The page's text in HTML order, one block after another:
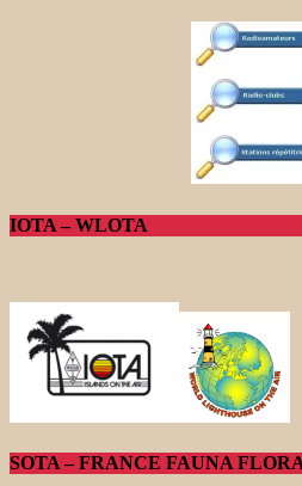
IOTA – WLOTA
SOTA – FRANCE FAUNA